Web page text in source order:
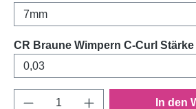
CR Braune Wimpern C-Curl Stärke
Produkt Anzahl: Gib den
In den